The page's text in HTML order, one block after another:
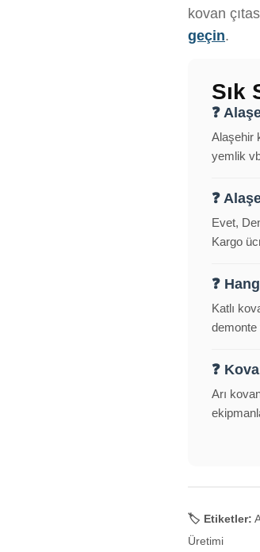
kovan
geçin.
Sık
❓
Alaşehir
yemlik
❓
Evet,
Kargo
❓
Katlı
demonte
❓
Arı
🏷️ Etiketler:
Üretimi